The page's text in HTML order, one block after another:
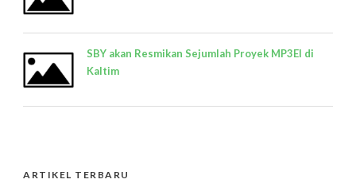
SBY akan Resmikan Sejumlah Proyek MP3EI di
Kaltim
ARTIKEL TERBARU